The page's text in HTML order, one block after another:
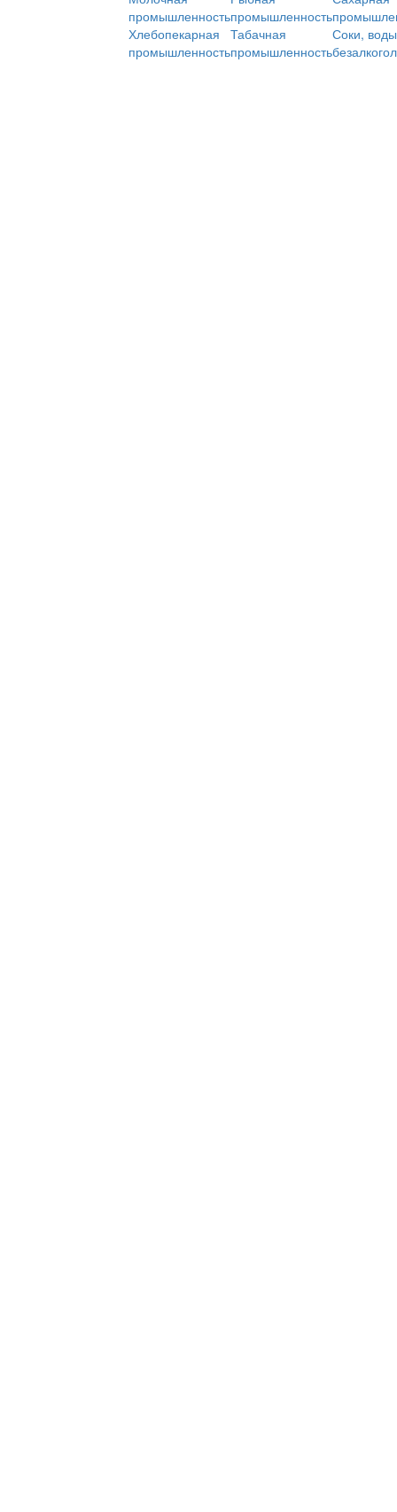
промышленностьпромышленность
Хлебопекарная
промышленность
Табачная
промышленность
Соки,